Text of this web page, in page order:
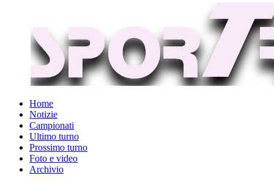
Home
Notizie
Campionati
Ultimo turno
Prossimo turno
Foto e video
Archivio